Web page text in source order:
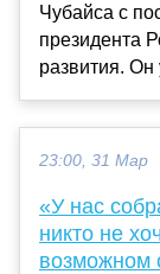
Чубайса с
президента
развития. Он
23:00, 31 Мар
«У нас
никто не
возможном